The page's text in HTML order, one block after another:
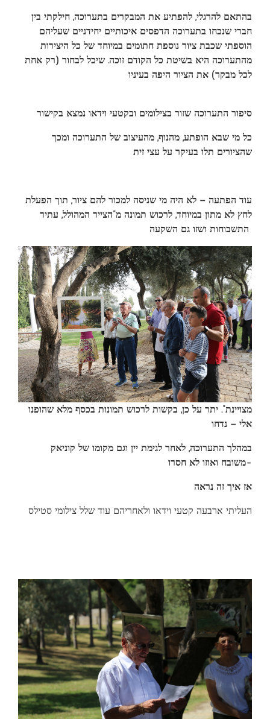
בהתאם להרגלי, להפתיע את המבקרים בתערוכה, חילקתי בין
חברי שנכחו בתערוכה הדפסים איכותיים יחידניים שעליהם
הוספתי שכבת ציור נוספת חתומים במיוחד של כל היצירות
מהתערוכה היא בשיטת כל הקודם זוכה. שיכל לבחור (רק אחת
לכל מבקר) את הציור היפה בעיניו
סיפור התערוכה שזור בצילומים ובקטעי וידאו נמצא בקישור
כל מי שבא הופתע, מהנוף, מהעיצוב של התערוכה ומכך
שהציורים תלו בעיקר על עצי זית
עוד הפתעה – לא היה מי שניסה למכור להם ציור, תוך הפעלת
לחץ לא מתון במיוחד, לרכוש תמונה מ”הצייר המהולל, עתיר
מצויינת”. יתר על כן, בקשות לרכוש תמונות בכסף מלא שהופנו
אלי – נדחו
משובח ואוזו לא חסרו-
אז איך זה נראה
העליתי ארבעה קטעי וידאו ולאחריהם עוד שלל צילומי סטילס